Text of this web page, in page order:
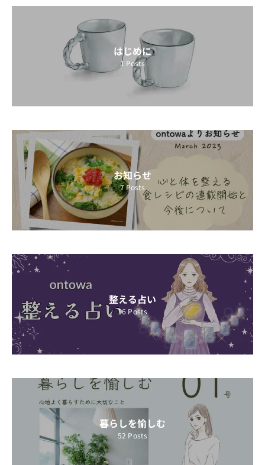
はじめに
1 Posts
お知らせ
7Posts
整える占い
16 Posts
暮らしを愉しむ
52 Posts